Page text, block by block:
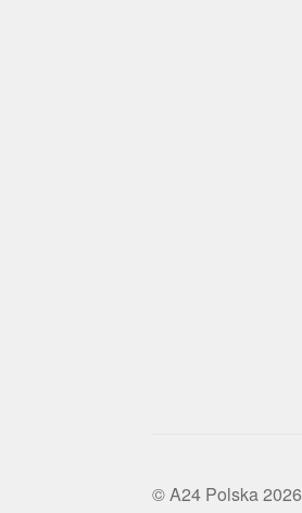
© A24 Polska 2026